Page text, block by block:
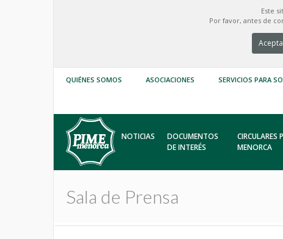
Este
Por favor, antes de
QUIÉNES SOMOS ASOCIACIONES SERVICIOS PARA
NOTICIAS
DOCUMENTOS
DE INTERÉS
CIRCULARES
MENORCA
Sala de Prensa